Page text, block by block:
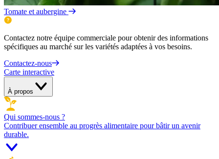
Tomate et aubergine
Contactez notre équipe commerciale pour obtenir des informations
spécifiques au marché sur les variétés adaptées à vos besoins.
Contactez-nous
Carte interactive
À propos
Qui sommes-nous ?
Contribuer ensemble au progrès alimentaire pour bâtir un avenir
durable.